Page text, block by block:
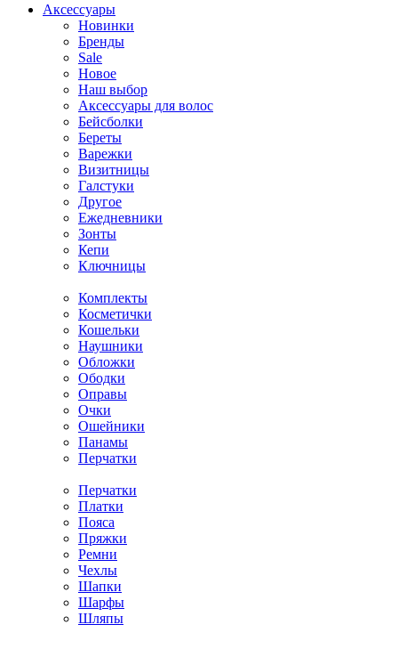
Аксессуары
Новинки
Бренды
Sale
Новое
Наш выбор
Аксессуары для волос
Бейсболки
Береты
Варежки
Визитницы
Галстуки
Другое
Ежедневники
Зонты
Кепи
Ключницы
Комплекты
Косметички
Кошельки
Наушники
Обложки
Ободки
Оправы
Очки
Ошейники
Панамы
Перчатки
Перчатки
Платки
Пояса
Пряжки
Ремни
Чехлы
Шапки
Шарфы
Шляпы